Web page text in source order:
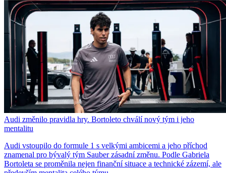
Audi změnilo pravidla hry. Bortoleto chválí nový tým i jeho
mentalitu
Audi vstoupilo do formule 1 s velkými ambicemi a jeho příchod
znamenal pro bývalý tým Sauber zásadní změnu. Podle Gabriela
Bortoleta se proměnila nejen finanční situace a technické zázemí, ale